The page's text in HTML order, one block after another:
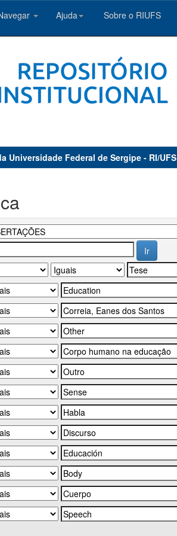
Ajuda Sobre o RIUFS
Universidade Federal de Sergipe - RI/UFS